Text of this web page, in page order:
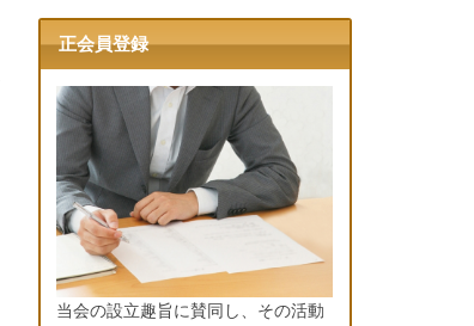
正会員登録
当会の設立趣旨に賛同し、その活動